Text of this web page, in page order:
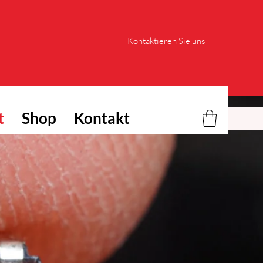
Kontaktieren Sie uns
Shop Kontakt